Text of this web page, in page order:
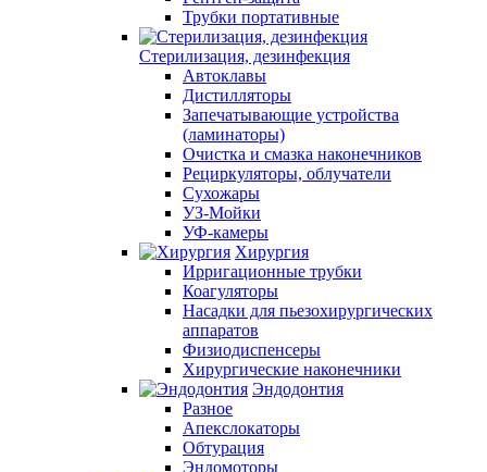
Трубки портативные
Стерилизация, дезинфекция
Автоклавы
Дистилляторы
Запечатывающие устройства
(ламинаторы)
Очистка и смазка наконечников
Рециркуляторы, облучатели
Сухожары
УЗ-Мойки
УФ-камеры
Хирургия
Ирригационные трубки
Коагуляторы
Насадки для пьезохирургических
аппаратов
Физиодиспенсеры
Хирургические наконечники
Эндодонтия
Разное
Апекслокаторы
Обтурация
Эндомоторы